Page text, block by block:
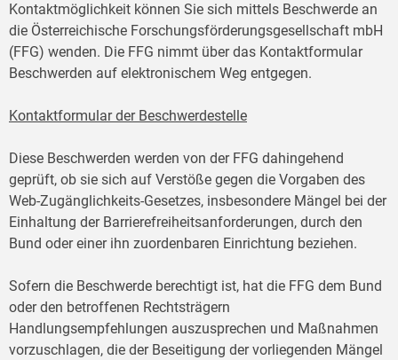
Kontaktmöglichkeit können Sie sich mittels Beschwerde an
die Österreichische Forschungsförderungsgesellschaft mbH
(FFG) wenden. Die FFG nimmt über das Kontaktformular
Beschwerden auf elektronischem Weg entgegen.
Kontaktformular der Beschwerdestelle
Diese Beschwerden werden von der FFG dahingehend
geprüft, ob sie sich auf Verstöße gegen die Vorgaben des
Web-Zugänglichkeits-Gesetzes, insbesondere Mängel bei der
Einhaltung der Barrierefreiheitsanforderungen, durch den
Bund oder einer ihn zuordenbaren Einrichtung beziehen.
Sofern die Beschwerde berechtigt ist, hat die FFG dem Bund
oder den betroffenen Rechtsträgern
Handlungsempfehlungen auszusprechen und Maßnahmen
vorzuschlagen, die der Beseitigung der vorliegenden Mängel